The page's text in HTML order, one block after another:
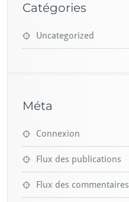
Catégories
Uncategorized
Méta
Connexion
Flux des publications
Flux des commentaires